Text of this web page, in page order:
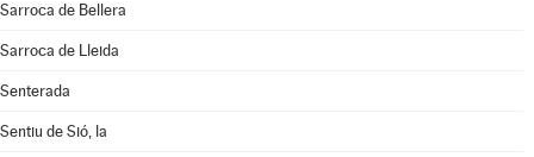
Sarroca de Bellera
Sarroca de Lleida
Senterada
Sentiu de Sió, la